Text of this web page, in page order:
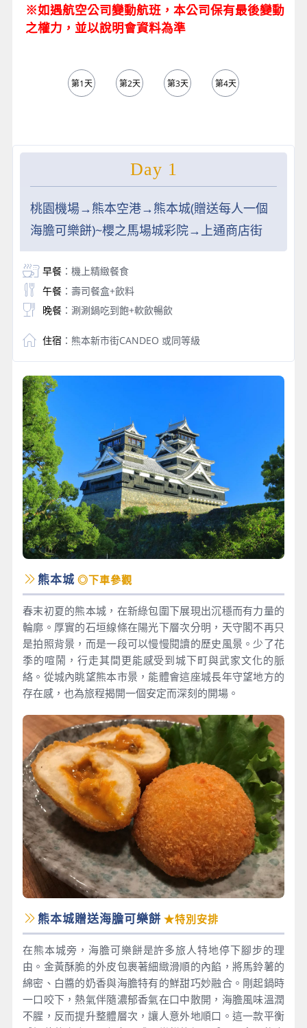
※如遇航空公司變動航班，本公司保有最後變動
之權力，並以說明會資料為準
第1天 第2天 第3天 第4天
Day 1
桃園機場→熊本空港→熊本城(贈送每人一個
海膽可樂餅)~櫻之馬場城彩院→上通商店街
早餐：機上精緻餐食
午餐：壽司餐盒+飲料
晚餐：涮涮鍋吃到飽+軟飲暢飲
住宿 ：熊本新市街CANDEO 或同等級
熊本城 ◎下車參觀
春末初夏的熊本城，在新綠包圍下展現出沉穩而有力量的
輪廓。厚實的石垣線條在陽光下層次分明，天守閣不再只
是拍照背景，而是一段可以慢慢閱讀的歷史風景。少了花
季的喧鬧，行走其間更能感受到城下町與武家文化的脈
絡。從城內眺望熊本市景，能體會這座城長年守望地方的
存在感，也為旅程揭開一個安定而深刻的開場。
熊本城贈送海膽可樂餅 ★特別安排
在熊本城旁，海膽可樂餅是許多旅人特地停下腳步的理
由。金黃酥脆的外皮包裹著細緻滑順的內餡，將馬鈴薯的
綿密、白醬的奶香與海膽特有的鮮甜巧妙融合。剛起鍋時
一口咬下，熱氣伴隨濃郁香氣在口中散開，海膽風味溫潤
不腥，反而提升整體層次，讓人意外地順口。這一款平衡